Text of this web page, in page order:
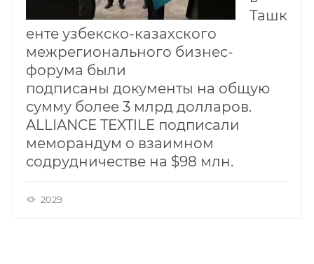
Ташк
енте узбекско-казахского
межрегионального бизнес-
форума были
подписаны документы на общую
сумму более 3 млрд долларов.
ALLIANCE TEXTILE подписали
меморандум о взаимном
содрудничестве на $98 млн.
2029